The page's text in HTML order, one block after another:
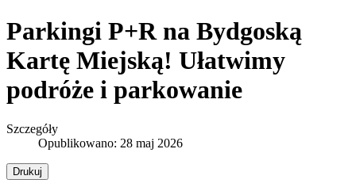
Parkingi P+R na Bydgoską
Kartę Miejską! Ułatwimy
podróże i parkowanie
Szczegóły
Opublikowano: 28 maj 2026
Drukuj